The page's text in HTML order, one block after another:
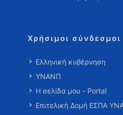
Χρήσιμοι σύνδεσμοι
Ελληνική κυβέρνηση
ΥΝΑΝΠ
Η σελίδα μου - Portal
Επιτελική Δομή ΕΣΠΑ